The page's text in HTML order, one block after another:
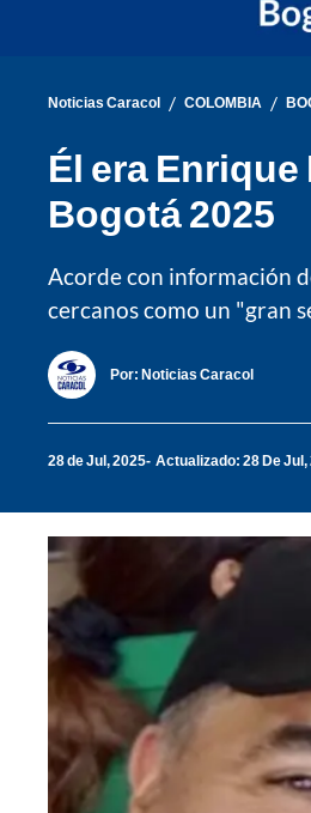
Noticias Caracol / COLOMBIA /
Él era
Bogotá 2025
Acorde con información
cercanos como un "gran
Por: Noticias Caracol
28 de Jul, 2025 Actualizado: 28 De Jul,